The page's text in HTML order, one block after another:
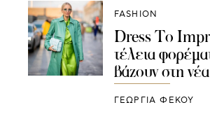
FASHION
Dress To
τέλεια
βάζουν στη
ΓΕΩΡΓΙΑ ΦΕΚΟΥ